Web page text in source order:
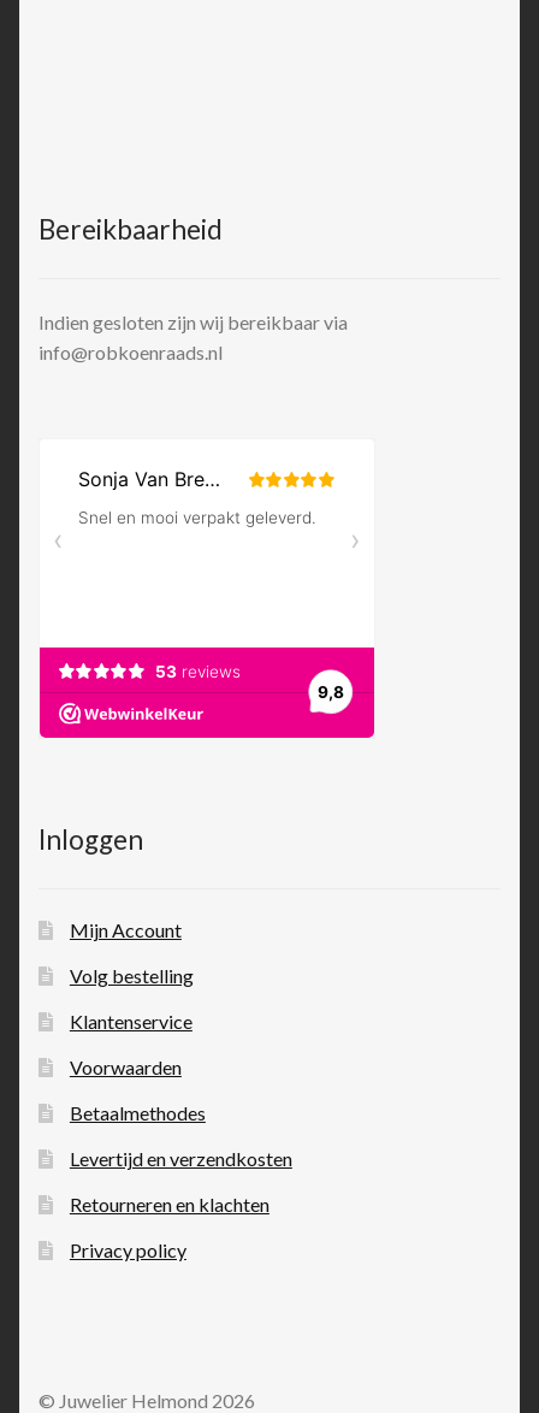
Bereikbaarheid
Indien gesloten zijn wij bereikbaar via
info@robkoenraads.nl
Inloggen
Mijn Account
Volg bestelling
Klantenservice
Voorwaarden
Betaalmethodes
Levertijd en verzendkosten
Retourneren en klachten
Privacy policy
© Juwelier Helmond 2026